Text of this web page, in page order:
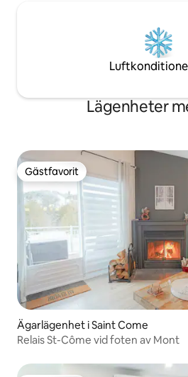
Lägenheter
Gästfavorit
Gästfavorit
Ägarlägenhet i Saint Come
Relais St-Côme vid foten av Mont